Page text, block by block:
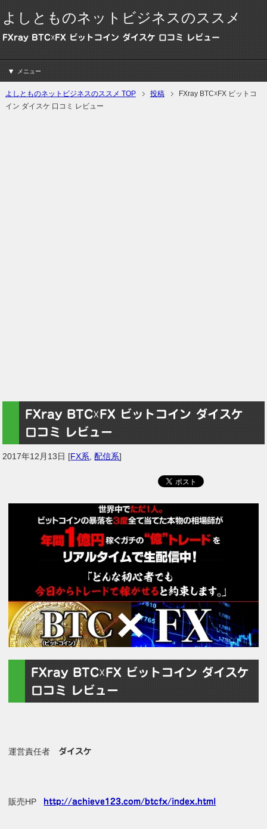
よしとものネットビジネスのススメ
FXray BTC☓FX ビットコイン ダイスケ 口コミ レビュー
メニュー
よしとものネットビジネスのススメ TOP 投稿
FXray BTC☓FX ビットコ
イン ダイスケ 口コミ レビュー
FXray BTC☓FX ビットコイン ダイスケ
口コミ レビュー
2017年12月13日 [FX系 ,配信系]
FXray BTC☓FX ビットコイン ダイスケ
口コミ レビュー
運営責任者 ダイスケ
販売HP http://achieve123.com/btcfx/index.html